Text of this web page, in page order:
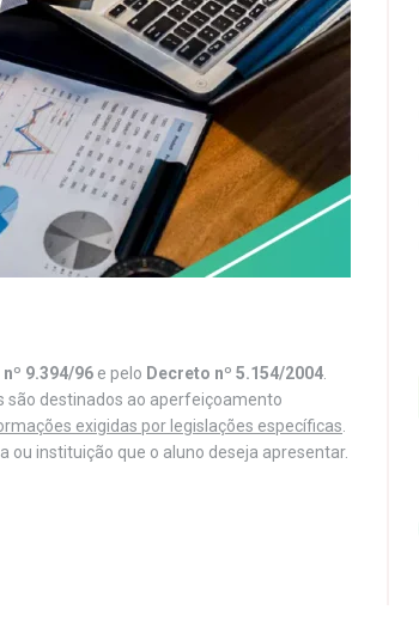
nº 9.394/96 e pelo Decreto nº 5.154/2004
são destinados ao aperfeiçoamento
exigidas por legislações específicas
instituição que o aluno deseja apresentar.